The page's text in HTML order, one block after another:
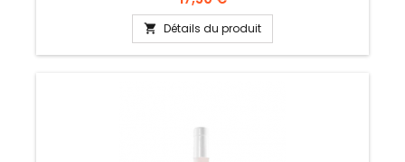
 Détails du produit